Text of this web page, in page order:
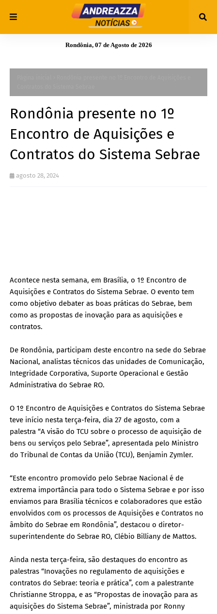
Rondônia, 07 de Agosto de 2026
​Rondônia presente no 1º
Encontro de Aquisições e
Contratos do Sistema Sebrae
agosto 28, 2024
Acontece nesta semana, em Brasília, o 1º Encontro de
Aquisições e Contratos do Sistema Sebrae. O evento tem
como objetivo debater as boas práticas do Sebrae, bem
como as propostas de inovação para as aquisições e
contratos.
De Rondônia, participam deste encontro na sede do Sebrae
Nacional, analistas técnicos das unidades de Comunicação,
Integridade Corporativa, Suporte Operacional e Gestão
Administrativa do Sebrae RO.
O 1º Encontro de Aquisições e Contratos do Sistema Sebrae
teve início nesta terça-feira, dia 27 de agosto, com a
palestra “A visão do TCU sobre o processo de aquisição de
bens ou serviços pelo Sebrae”, apresentada pelo Ministro
do Tribunal de Contas da União (TCU), Benjamin Zymler.
“Este encontro promovido pelo Sebrae Nacional é de
extrema importância para todo o Sistema Sebrae e por isso
enviamos para Brasília técnicos e colaboradores que estão
envolvidos com os processos de Aquisições e Contratos no
âmbito do Sebrae em Rondônia”, destacou o diretor-
superintendente do Sebrae RO, Clébio Billiany de Mattos.
Ainda nesta terça-feira, são destaques do encontro as
palestras “Inovações no regulamento de aquisições e
contratos do Sebrae: teoria e prática”, com a palestrante
Christianne Stroppa, e as “Propostas de inovação para as
aquisições do Sistema Sebrae”, ministrada por Ronny